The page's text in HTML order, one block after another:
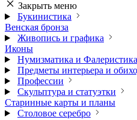
Закрыть меню
Букинистика
Венская бронза
Живопись и графика
Иконы
Нумизматика и Фалеристика
Предметы интерьера и
Профессии
Скульптура и статуэтки
Старинные карты и планы
Столовое серебро